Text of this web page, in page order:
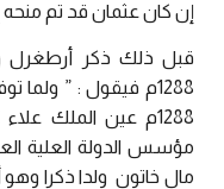
إن كان عثمان قد تم منحه
1288م عين الملك
مؤسس الدولة العلية
مال خاتون ولدا ذكرا وهو